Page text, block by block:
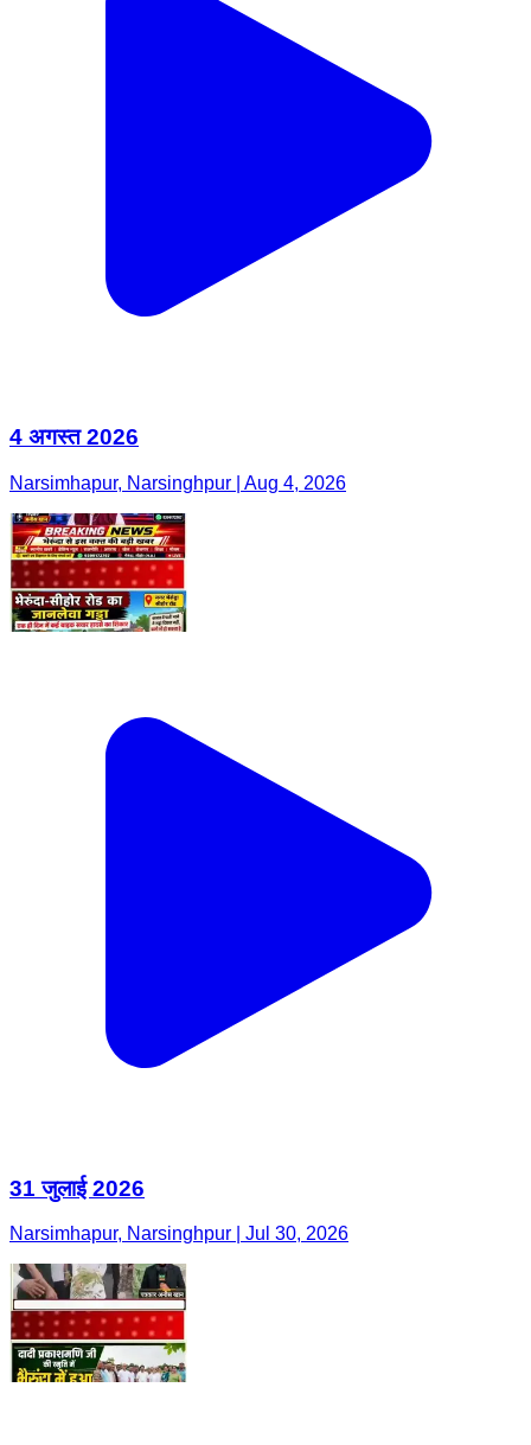
4 अगस्त 2026
Narsimhapur, Narsinghpur | Aug 4, 2026
31 जुलाई 2026
Narsimhapur, Narsinghpur | Jul 30, 2026